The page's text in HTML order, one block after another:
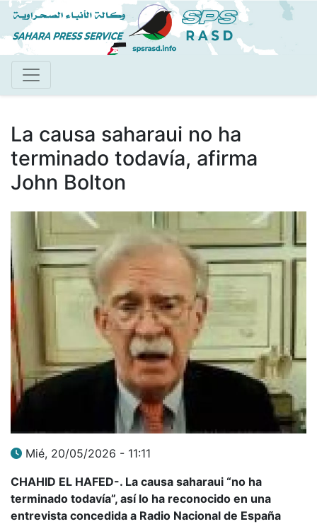
Pasar
al
contenido
La causa saharaui no ha
terminado todavía, afirma
John Bolton
Mié, 20/05/2026 - 11:11
CHAHID EL HAFED-. La causa saharaui “no ha
terminado todavía”, así lo ha reconocido en una
entrevista concedida a Radio Nacional de España